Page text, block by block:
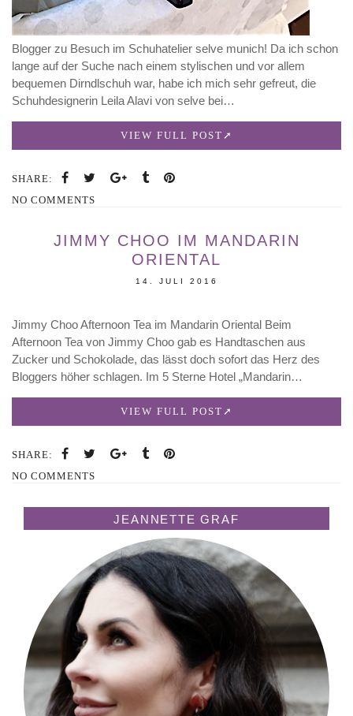
Blogger zu Besuch im Schuhatelier selve munich! Da ich schon
lange auf der Suche nach einem stylischen und vor allem
bequemen Dirndlschuh war, habe ich mich sehr gefreut, die
Schuhdesignerin Leila Alavi von selve bei…
VIEW FULL POST
SHARE:
NO COMMENTS
JIMMY CHOO IM MANDARIN
ORIENTAL
14. JULI 2016
Jimmy Choo Afternoon Tea im Mandarin Oriental Beim
Afternoon Tea von Jimmy Choo gab es Handtaschen aus
Zucker und Schokolade, das lässt doch sofort das Herz des
Bloggers höher schlagen. Im 5 Sterne Hotel „Mandarin…
VIEW FULL POST
SHARE:
NO COMMENTS
JEANNETTE GRAF